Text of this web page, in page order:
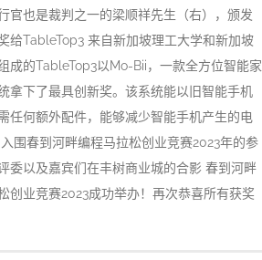
官也是裁判之一的梁顺祥先生（右），颁发
给TableTop3 来自新加坡理工大学和新加坡
成的TableTop3以Mo-Bii，一款全方位智能家
拿下了最具创新奖。该系统能以旧智能手机
任何额外配件，能够减少智能手机产生的电
围春到河畔编程马拉松创业竞赛2023年的参
委以及嘉宾们在丰树商业城的合影 春到河畔
创业竞赛2023成功举办！再次恭喜所有获奖